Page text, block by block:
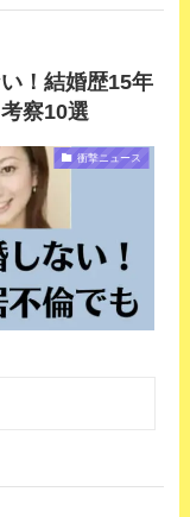
！結婚歴15年
察10選
衝撃ニュース